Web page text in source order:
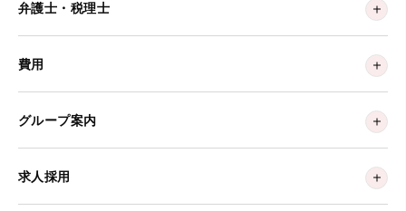
弁護士・税理士
費用
グループ案内
求人採用